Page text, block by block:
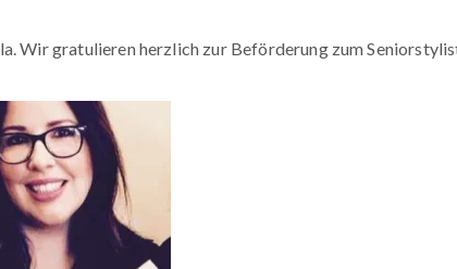
Wir gratulieren herzlich zur Beförderung zum